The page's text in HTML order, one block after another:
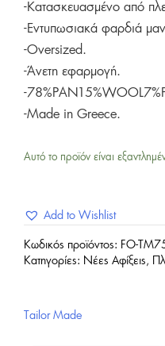
-Κατασκευασμένο από
-Εντυπωσιακά φαρδιά
-Oversized.
-Άνετη εφαρμογή.
-
-Made in Greece.
Αυτό το προϊόν είναι
Add to Wishlist
Κωδικός προϊόντος: FO-
Κατηγορίες: Νέες Αφίξεις ,
Tailor Made